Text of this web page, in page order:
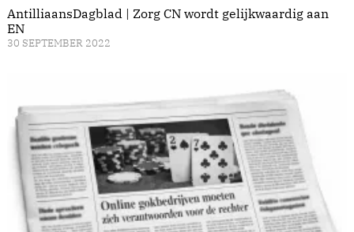
AntilliaansDagblad | Zorg CN wordt gelijkwaardig aan
EN
30 SEPTEMBER 2022